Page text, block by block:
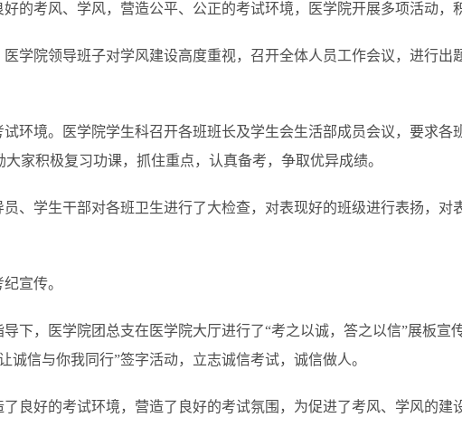
的考风、学风，营造公平、公正的考试环境，医学院开展多项活动，
学院领导班子对学风建设高度重视，召开全体人员工作会议，进行
环境。医学院学生科召开各班班长及学生会生活部成员会议，要求
家积极复习功课，抓住重点，认真备考，争取优异成绩。
员、学生干部对各班卫生进行了大检查，对表现好的班级进行表扬，
宣传。
下，医学院团总支在医学院大厅进行了“考之以诚，答之以信”展板
诚信与你我同行”签字活动，立志诚信考试，诚信做人。
良好的考试环境，营造了良好的考试氛围，为促进了考风、学风的